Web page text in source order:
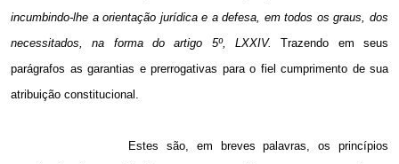
incumbindo-lhe a orientação jurídica e a defesa, em todos os graus, dos
necessitados, na forma do artigo 5º, LXXIV.
Trazendo em seus
parágrafos as garantias e prerrogativas para o fiel cumprimento de sua
atribuição constitucional.
Estes são, em breves palavras, os princípios